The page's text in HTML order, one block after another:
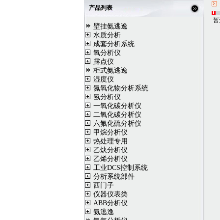
产品列表
壁挂氨逃逸
水质分析
成套分析系统
氧分析仪
露点仪
柜式氨逃逸
湿度仪
氮氧化物分析系统
氢分析仪
一氧化碳分析仪
二氧化碳分析仪
六氟化硫分析仪
甲烷分析仪
热处理专用
乙炔分析仪
乙烯分析仪
工业DCS控制系统
分析系统部件
西门子
仪器仪表类
ABB分析仪
氨逃逸
暂